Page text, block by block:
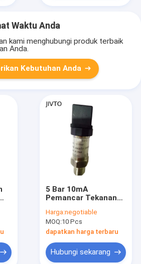
Waktu Anda
kami menghubungi produk terbaik
Anda.
Kebutuhan Anda
5 Bar 10mA
Pemancar Tekanan
Transduser Tekanan
Basah
Harga:negotiable
MOQ:10 Pcs
dapatkan harga terbaru
Hubungi sekarang